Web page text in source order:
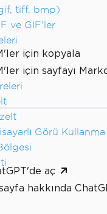
tiff, bmp)
ve GIF'ler
Görü Kullanma
için kopyala
için sayfayı
aç
hakkında